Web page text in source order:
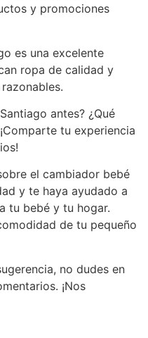
y promociones
es una excelente
ropa de calidad y
antes? ¿Qué
tu experiencia
el cambiador bebé
y te haya ayudado a
tu bebé y tu hogar.
de tu pequeño
no dudes en
¡Nos